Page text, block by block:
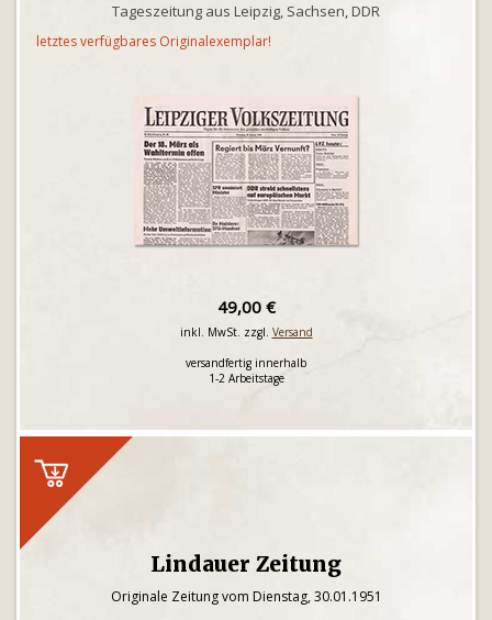
Tageszeitung aus Leipzig, Sachsen, DDR
letztes verfügbares Originalexemplar!
49,00 €
inkl. MwSt. zzgl. Versand
versandfertig innerhalb
1-2 Arbeitstage
Lindauer Zeitung
Originale Zeitung vom Dienstag, 30.01.1951